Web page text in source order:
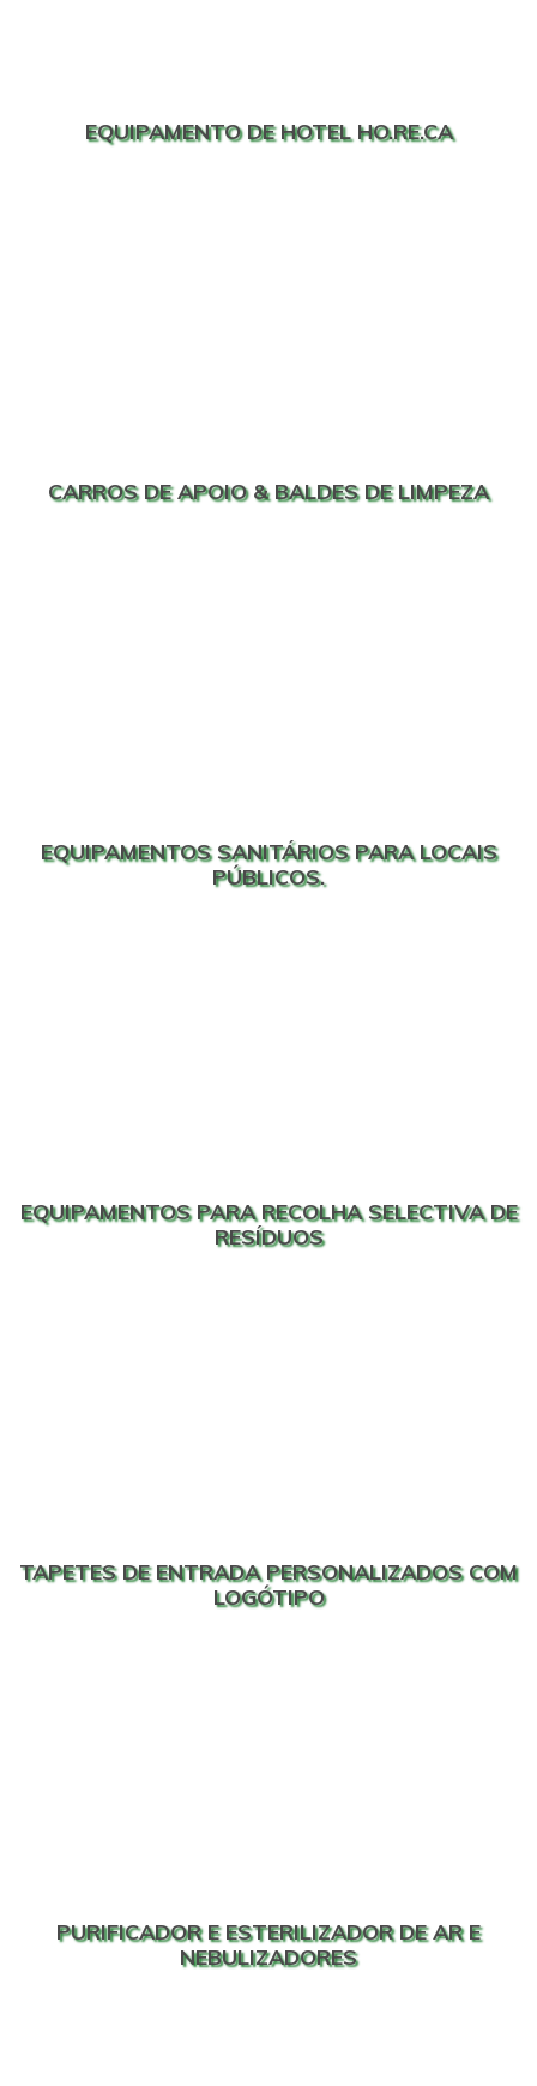
EQUIPAMENTO DE HOTEL HO.RE.CA
CARROS DE APOIO & BALDES DE LIMPEZA
EQUIPAMENTOS SANITÁRIOS PARA LOCAIS
PÚBLICOS.
EQUIPAMENTOS PARA RECOLHA SELECTIVA DE
RESÍDUOS
TAPETES DE ENTRADA PERSONALIZADOS COM
LOGÓTIPO
PURIFICADOR E ESTERILIZADOR DE AR E
NEBULIZADORES